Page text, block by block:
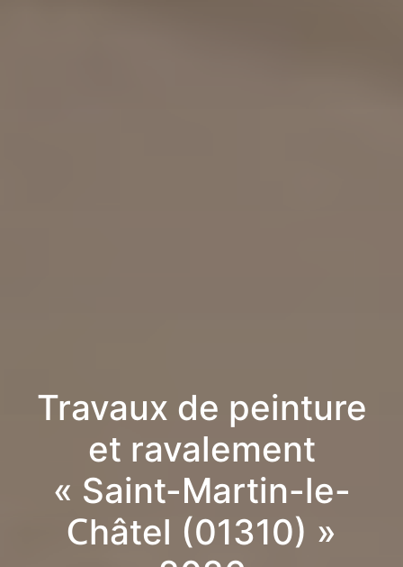
Travaux de peinture
et ravalement
« Saint-Martin-le-
Châtel (01310) »